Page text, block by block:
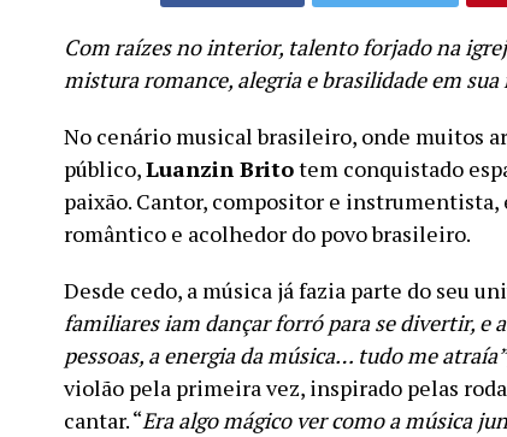
Com raízes no interior, talento forjado na
mistura romance, alegria e brasilidade em
No cenário musical brasileiro, onde muitos
público,Luanzin Britotem conquistado
paixão. Cantor, compositor e
romântico e acolhedor do povo brasileiro.
Desde cedo, a música já fazia parte do seu
familiares iam dançar forró para se divertir, e
pessoas, a energia da música… tudo me
violão pela primeira vez, inspirado pelas
cantar. “Era algo mágico ver como a música